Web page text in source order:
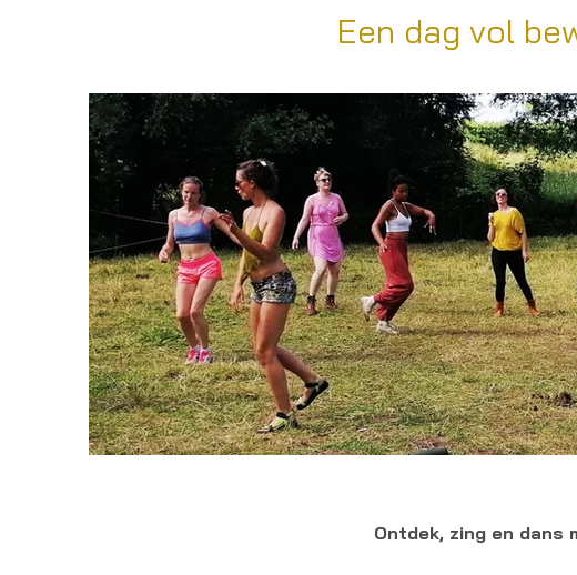
Een dag vol
Ontdek, zing en dans